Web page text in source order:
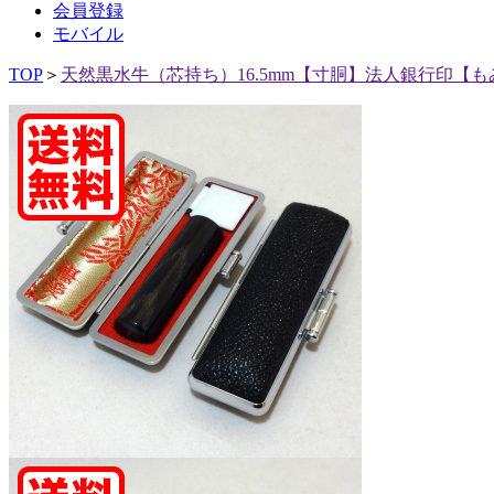
会員登録
モバイル
TOP ＞ 天然黒水牛（芯持ち）16.5mm【寸胴】法人銀行印【